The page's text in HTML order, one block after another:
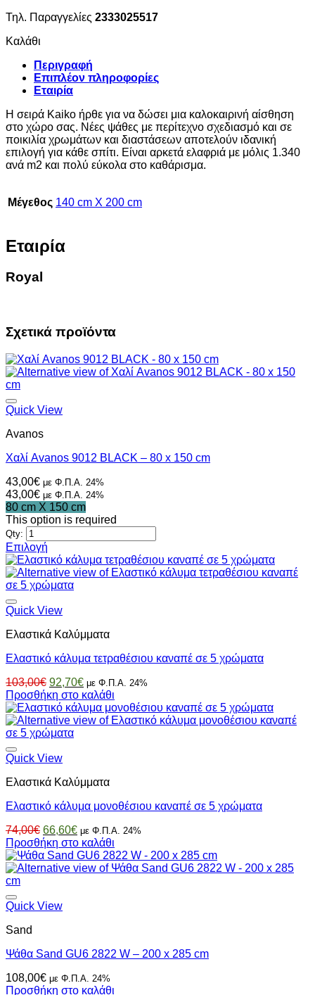
Τηλ. Παραγγελίες 2333025517
Καλάθι
Περιγραφή
Επιπλέον πληροφορίες
Εταιρία
Η σειρά Kaiko ήρθε για να δώσει μια καλοκαιρινή αίσθηση
στο χώρο σας. Νέες ψάθες με περίτεχνο σχεδιασμό και σε
ποικιλία χρωμάτων και διαστάσεων αποτελούν ιδανική
επιλογή για κάθε σπίτι. Είναι αρκετά ελαφριά με μόλις 1.340
ανά m2 και πολύ εύκολα στο καθάρισμα.
Μέγεθος 140 cm X 200 cm
Εταιρία
Royal
Σχετικά προϊόντα
Quick View
Avanos
Χαλί Avanos 9012 BLACK – 80 x 150 cm
43,00€ με Φ.Π.Α. 24%
43,00€ με Φ.Π.Α. 24%
80 cm X 150 cm
This option is required
Qty:
Επιλογή
Αυτό
το
προϊόν
έχει
πολλαπλές
Οι
μπορούν
επιλεγούν
στη
σελίδα
του
προϊόντος
Quick View
Ελαστικά Καλύμματα
Ελαστικό κάλυμα τετραθέσιου καναπέ σε 5 χρώματα
103,00€ Original
price
was:
103,00€.
92,70€Η
τρέχουσα
τιμή
είναι:
με Φ.Π.Α. 24%
Προσθήκη στο καλάθι
Quick View
Ελαστικά Καλύμματα
Ελαστικό κάλυμα μονοθέσιου καναπέ σε 5 χρώματα
74,00€ Original
price
was:
74,00€.
66,60€Η
τρέχουσα
τιμή
είναι:
με Φ.Π.Α. 24%
Προσθήκη στο καλάθι
Quick View
Sand
Ψάθα Sand GU6 2822 W – 200 x 285 cm
108,00€ με Φ.Π.Α. 24%
Προσθήκη στο καλάθι